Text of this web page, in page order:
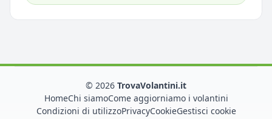
© 2026 TrovaVolantini.it
HomeChi siamoCome aggiorniamo i volantini
Condizioni di utilizzoPrivacyCookieGestisci cookie